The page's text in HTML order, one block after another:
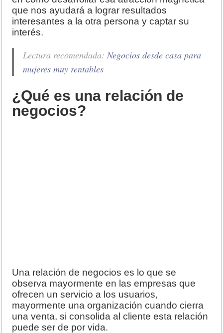
que nos ayudará a lograr resultados
interesantes a la otra persona y captar su
interés.
Lectura recomendada:Negocios desde casa para
mujeres muy rentables
¿Qué es una relación de
negocios?
Una relación de negocios es lo que se
observa mayormente en las empresas que
ofrecen un servicio a los usuarios,
mayormente una organización cuando cierra
una venta, si consolida al cliente esta relación
puede ser de por vida.